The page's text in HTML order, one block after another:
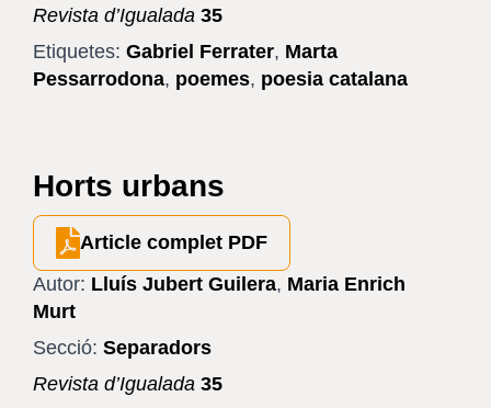
Revista d’Igualada 35
Etiquetes: Gabriel Ferrater, Marta
Pessarrodona, poemes, poesia catalana
Horts urbans
Article complet PDF
Autor: Lluís Jubert Guilera, Maria Enrich
Murt
Secció: Separadors
Revista d’Igualada 35